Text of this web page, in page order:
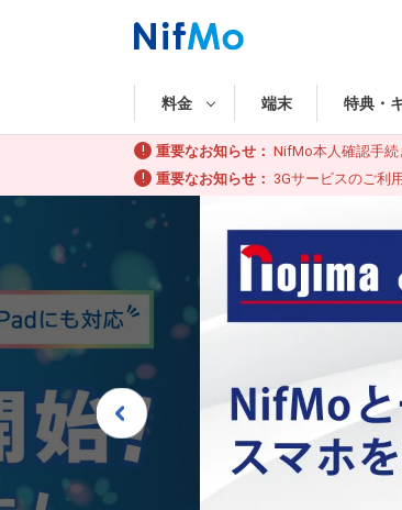
料金 端末 特典・
重要なお知らせ： NifMo本人確認手続
重要なお知らせ： 3Gサービスのご利